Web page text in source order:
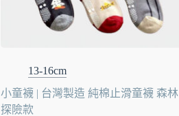
13-16cm
小童襪 | 台灣製造 純棉止滑童襪 森林
探險款